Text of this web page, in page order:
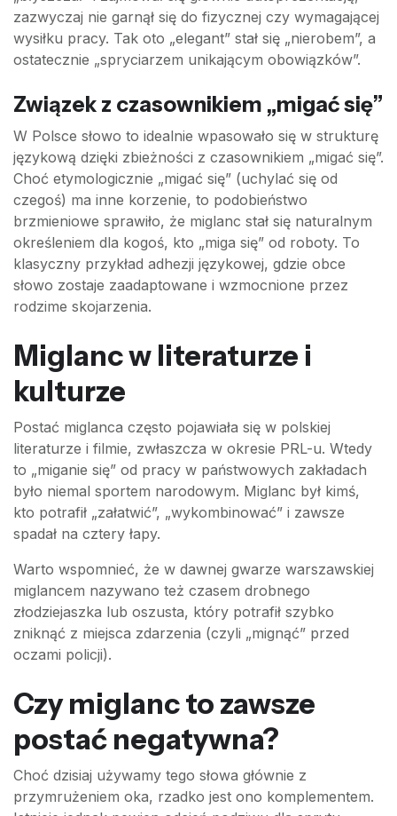
zazwyczaj nie garnął się do fizycznej czy wymagającej
wysiłku pracy. Tak oto „elegant” stał się „nierobem”, a
ostatecznie „spryciarzem unikającym obowiązków”.
Związek z czasownikiem „migać się”
W Polsce słowo to idealnie wpasowało się w strukturę
językową dzięki zbieżności z czasownikiem „migać się”.
Choć etymologicznie „migać się” (uchylać się od
czegoś) ma inne korzenie, to podobieństwo
brzmieniowe sprawiło, że miglanc stał się naturalnym
określeniem dla kogoś, kto „miga się” od roboty. To
klasyczny przykład adhezji językowej, gdzie obce
słowo zostaje zaadaptowane i wzmocnione przez
rodzime skojarzenia.
Miglanc w literaturze i
kulturze
Postać miglanca często pojawiała się w polskiej
literaturze i filmie, zwłaszcza w okresie PRL-u. Wtedy
to „miganie się” od pracy w państwowych zakładach
było niemal sportem narodowym. Miglanc był kimś,
kto potrafił „załatwić”, „wykombinować” i zawsze
spadał na cztery łapy.
Warto wspomnieć, że w dawnej gwarze warszawskiej
miglancem nazywano też czasem drobnego
złodziejaszka lub oszusta, który potrafił szybko
zniknąć z miejsca zdarzenia (czyli „mignąć” przed
oczami policji).
Czy miglanc to zawsze
postać negatywna?
Choć dzisiaj używamy tego słowa głównie z
przymrużeniem oka, rzadko jest ono komplementem.